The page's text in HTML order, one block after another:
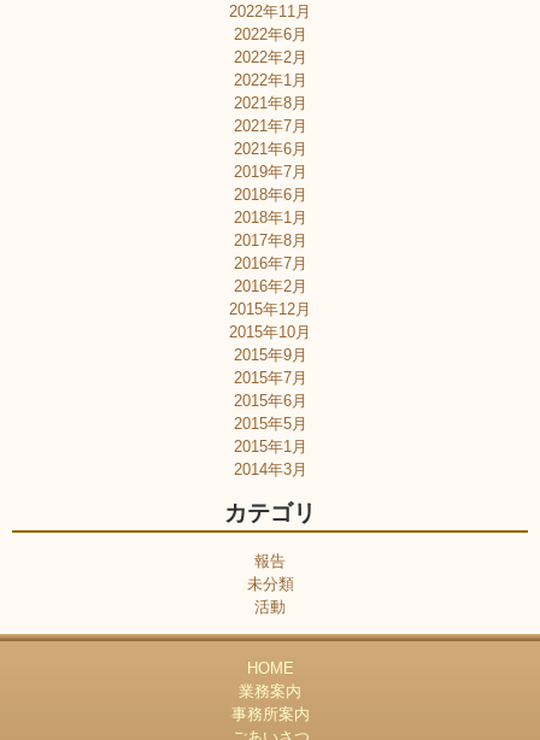
2022年11月
2022年6月
2022年2月
2022年1月
2021年8月
2021年7月
2021年6月
2019年7月
2018年6月
2018年1月
2017年8月
2016年7月
2016年2月
2015年12月
2015年10月
2015年9月
2015年7月
2015年6月
2015年5月
2015年1月
2014年3月
カテゴリ
報告
未分類
活動
HOME
業務案内
事務所案内